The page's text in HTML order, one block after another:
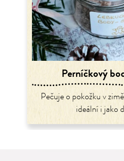
Perníčkový
Pečuje o pokožku v
ideální i jako